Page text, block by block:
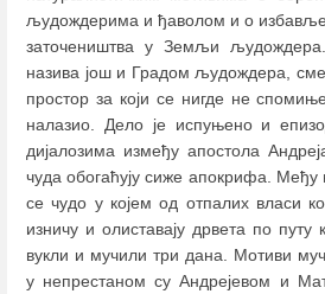
људождерима и ђаволом и о
заточеништва у Земљи
назива још и Градом људождера,
простор за који се нигде не
налазио. Дело је испуњено и
дијалозима између апостола
чуда обогаћују сиже апокрифа. Међу
се чудо у којем од отпалих власи
изничу и олиставају дрвета по
вукли и мучили три дана. Мотиви
у непрестаном су Андрејевом и